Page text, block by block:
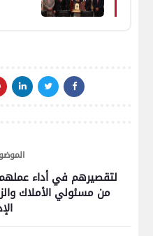
لتقصيرهم في أداء
من مسئولي الأملاك